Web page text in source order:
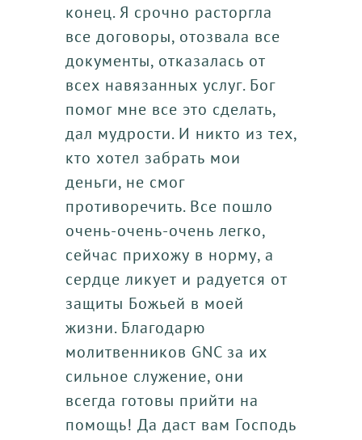
конец. Я срочно расторгла
все договоры, отозвала все
документы, отказалась от
всех навязанных услуг. Бог
помог мне все это сделать,
дал мудрости. И никто из тех,
кто хотел забрать мои
деньги, не смог
противоречить. Все пошло
очень-очень-очень легко,
сейчас прихожу в норму, а
сердце ликует и радуется от
защиты Божьей в моей
жизни. Благодарю
молитвенников GNC за их
сильное служение, они
всегда готовы прийти на
помощь! Да даст вам Господь